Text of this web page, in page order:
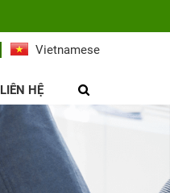
Vietnamese
LIÊN HỆ